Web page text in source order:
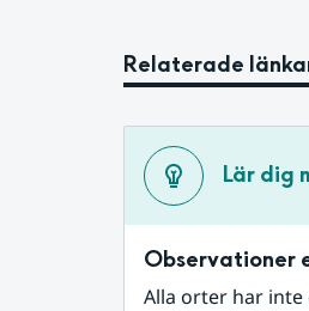
Relaterade
Lär dig
Observationer
Alla orter har